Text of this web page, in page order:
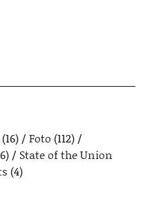
(16) Foto (112)
State of the Union
(4)